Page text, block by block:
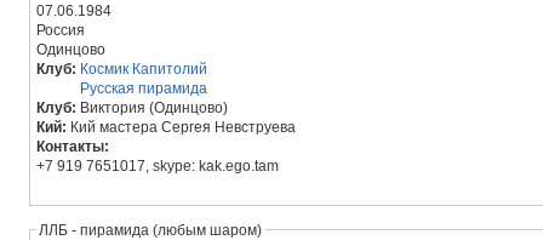
07.06.1984
Россия
Одинцово
Клуб: Космик Капитолий
Русская пирамида
Клуб: Виктория (Одинцово)
Кий: Кий мастера Сергея Невструева
Контакты:
+7 919 7651017, skype: kak.ego.tam
ЛЛБ - пирамида (любым шаром)